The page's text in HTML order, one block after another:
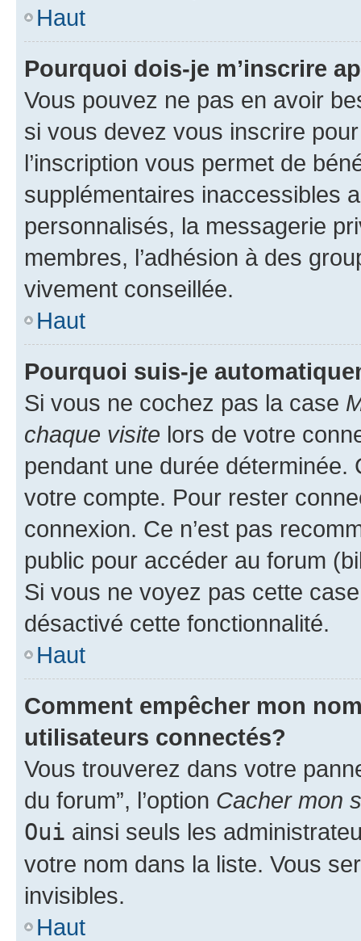
Haut
Pourquoi dois-je m’inscrire
Vous pouvez ne pas en avoir
si vous devez vous inscrire
l’inscription vous permet de
supplémentaires inaccessibles
personnalisés, la messagerie
membres, l’adhésion à des
vivement conseillée.
Haut
Pourquoi suis-je
Si vous ne cochez pas la case
chaque visite lors de votre
pendant une durée déterminée.
votre compte. Pour rester
connexion. Ce n’est pas
public pour accéder au forum
Si vous ne voyez pas cette
désactivé cette fonctionnalité.
Haut
Comment empêcher mon
utilisateurs connectés?
Vous trouverez dans votre
du forum”, l’option Cacher mon
Oui ainsi seuls les
votre nom dans la liste. Vous
invisibles.
Haut